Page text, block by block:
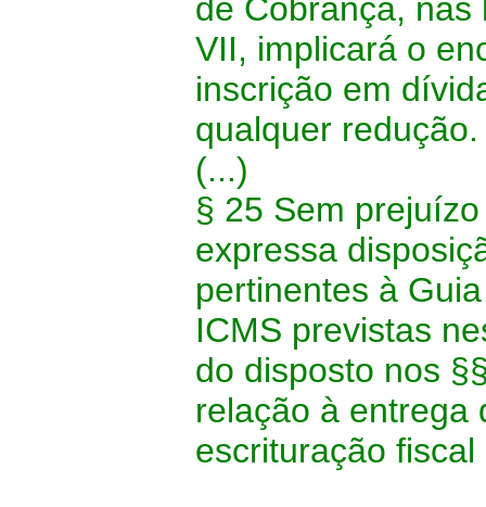
de Cobrança, nas
VII, implicará o
inscrição em
qualquer redução.
(...)
§ 25 Sem
expressa
pertinentes à
ICMS previstas
do disposto nos
relação à entrega
escrituração fiscal